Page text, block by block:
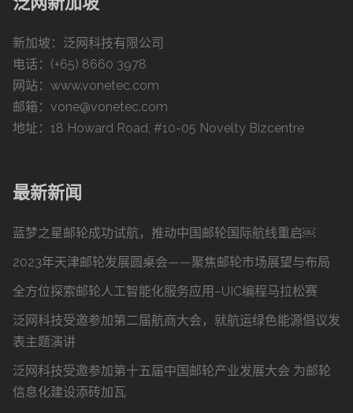
新加坡：泛网科技有限公司
电话：(+65) 8660 3978
网站： www.vonetec.com
邮箱：vone@vonetec.com
地址：18 Howard Road, #10-05 Novelty Bizcentre
最新新闻
蓝梦之星邮轮成功试航，推动中国邮轮国际航线重启￼
2023年天津邮轮发展圆桌会——聚焦邮轮市场展望与布局
全方位探索邮轮人工智能化服务应用–UIC编程马拉松赛
泛网科技受邀参加第二届航商大会，就航运绿色能源倡议发
表主题演讲
泛网科技受邀参加第十五届中国邮轮产业发展大会 为邮轮
信息化建设添砖加瓦